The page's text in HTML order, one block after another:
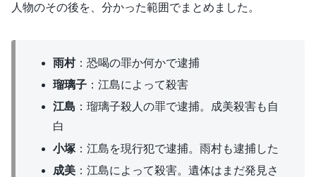
人物のその後を、分かった範囲でまとめました。
雨村：恐喝の罪か何かで逮捕
瑠璃子 ：江島によって殺害
江島 ：瑠璃子殺人の罪で逮捕。成美殺害も自
白
小塚：江島を現行犯で逮捕。雨村も逮捕した
成美 ：江島によって殺害。遺体はまだ発見さ